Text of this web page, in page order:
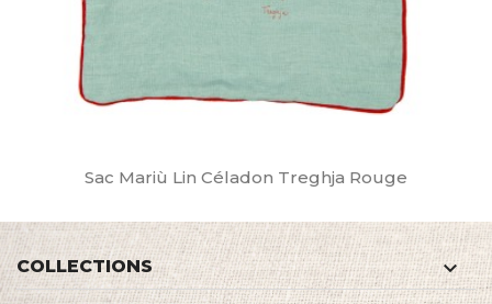
Sac Mariù Lin Céladon Treghja Rouge
COLLECTIONS 